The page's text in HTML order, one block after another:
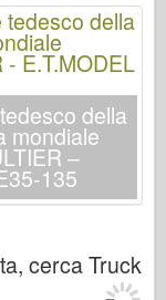
della
mondiale
–
135
cerca Truck